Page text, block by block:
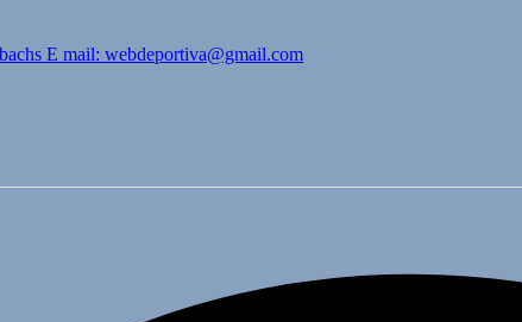
E mail: webdeportiva@gmail.com